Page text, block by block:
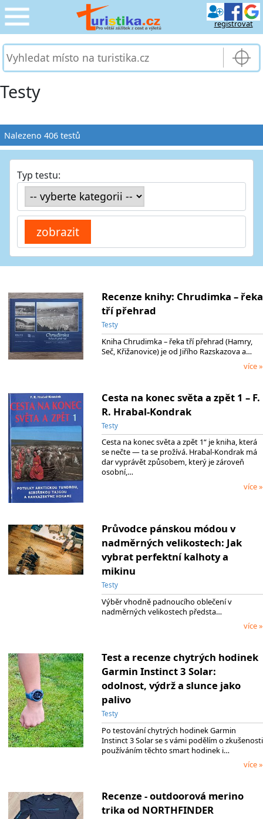
registrovat
CESTOVÁNÍ
MOJE TURISTIKA ›
Testy
Nalezeno 406 testů
Typ testu:
Recenze knihy: Chrudimka – řeka
tří přehrad
Testy
Kniha Chrudimka – řeka tří přehrad (Hamry,
Seč, Křižanovice) je od Jiřího Razskazova a…
více »
Cesta na konec světa a zpět 1 – F.
R. Hrabal-Kondrak
Testy
Cesta na konec světa a zpět 1“ je kniha, která
se nečte — ta se prožívá. Hrabal-Kondrak má
dar vyprávět způsobem, který je zároveň
osobní,…
více »
Průvodce pánskou módou v
nadměrných velikostech: Jak
vybrat perfektní kalhoty a
mikinu
Testy
Výběr vhodně padnoucího oblečení v
nadměrných velikostech předsta…
více »
Test a recenze chytrých hodinek
Garmin Instinct 3 Solar:
odolnost, výdrž a slunce jako
palivo
Testy
Po testování chytrých hodinek Garmin
Instinct 3 Solar se s vámi podělím o zkušenosti
používáním těchto smart hodinek i…
více »
Recenze - outdoorová merino
trika od NORTHFINDER